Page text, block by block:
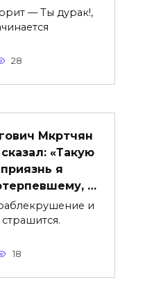
— Ты дурак!,
28
Мкртчян
«Такую
я
…
и
18